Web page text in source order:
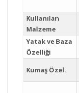
Kullanılan
Malzeme
Yatak ve Baza
Özelliği
Kumaş Özel.